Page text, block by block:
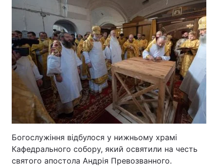
Богослужіння відбулося у нижньому храмі
Кафедрального собору, який освятили на честь
святого апостола Андрія Превозванного.